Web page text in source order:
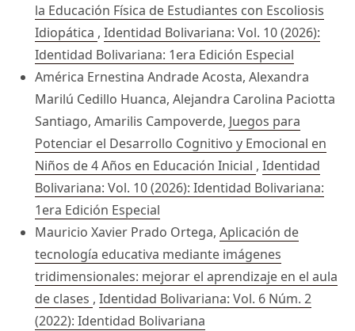
la Educación Física de Estudiantes con Escoliosis
Idiopática , Identidad Bolivariana: Vol. 10 (2026):
Identidad Bolivariana: 1era Edición Especial
América Ernestina Andrade Acosta, Alexandra
Marilú Cedillo Huanca, Alejandra Carolina Paciotta
Santiago, Amarilis Campoverde, Juegos para
Potenciar el Desarrollo Cognitivo y Emocional en
Niños de 4 Años en Educación Inicial , Identidad
Bolivariana: Vol. 10 (2026): Identidad Bolivariana:
1era Edición Especial
Mauricio Xavier Prado Ortega, Aplicación de
tecnología educativa mediante imágenes
tridimensionales: mejorar el aprendizaje en el aula
de clases , Identidad Bolivariana: Vol. 6 Núm. 2
(2022): Identidad Bolivariana